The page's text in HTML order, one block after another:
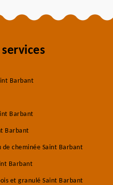
Barbant
Barbant
Barbant
cheminée Saint Barbant
Barbant
et granulé Saint Barbant